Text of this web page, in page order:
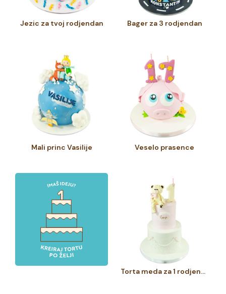
Jezic za tvoj rodjendan Bager za 3 rodjendan
Mali princ Vasilije Veselo prasence
Torta meda za 1 rodjendan